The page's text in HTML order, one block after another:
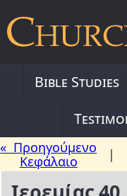
Bible Studies
« Προηγούμενο
Κεφάλαιο
|